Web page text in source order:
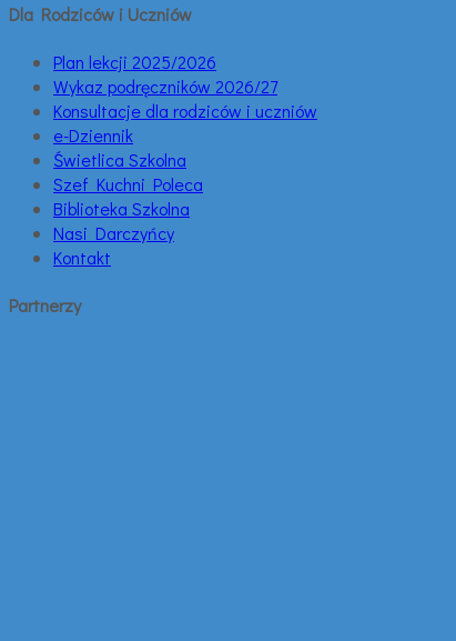
Dla Rodziców i Uczniów
Plan lekcji 2025/2026
Wykaz podręczników 2026/27
Konsultacje dla rodziców i uczniów
e-Dziennik
Świetlica Szkolna
Szef Kuchni Poleca
Biblioteka Szkolna
Nasi Darczyńcy
Kontakt
Partnerzy